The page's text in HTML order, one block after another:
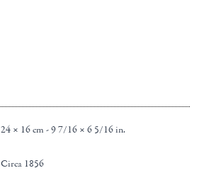
24 × 16 cm - 9 7/16 × 6 5/16 in.
Circa 1856